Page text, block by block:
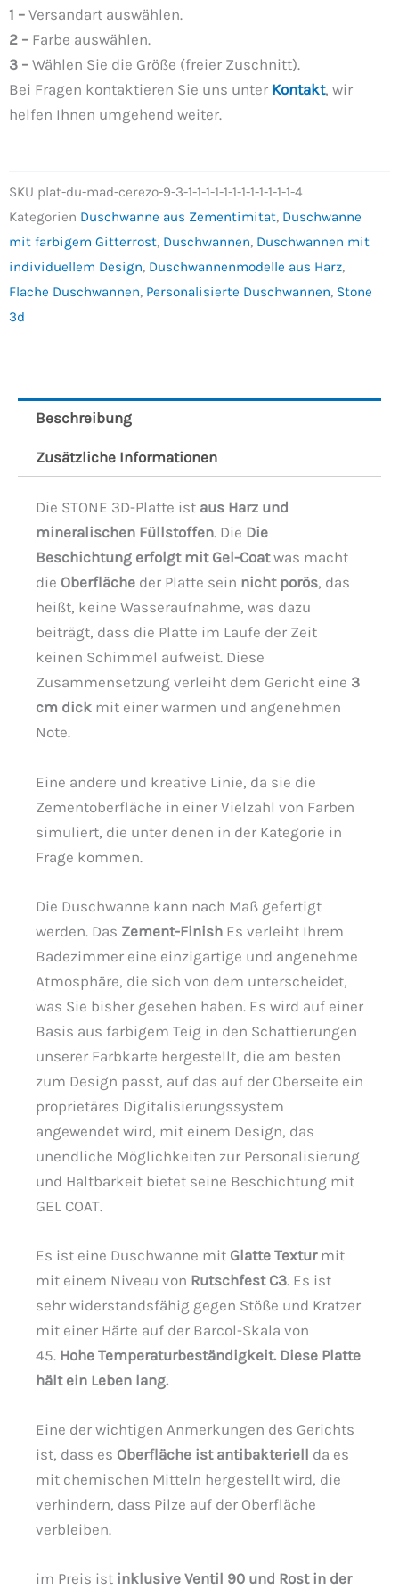
1 – Versandart auswählen.
2 – Farbe auswählen.
3 – Wählen Sie die Größe (freier Zuschnitt).
Bei Fragen kontaktieren Sie uns unter Kontakt, wir
helfen Ihnen umgehend weiter.
SKU plat-du-mad-cerezo-9-3-1-1-1-1-1-1-1-1-1-1-1-1-4
Kategorien Duschwanne aus Zementimitat, Duschwanne
mit farbigem Gitterrost, Duschwannen, Duschwannen mit
individuellem Design, Duschwannenmodelle aus Harz,
Flache Duschwannen, Personalisierte Duschwannen, Stone
3d
Beschreibung
Zusätzliche Informationen
Die STONE 3D-Platte ist aus Harz und
mineralischen Füllstoffen. Die Die
Beschichtung erfolgt mit Gel-Coatwas macht
die Oberfläche der Platte sein nicht porös, das
heißt, keine Wasseraufnahme, was dazu
beiträgt, dass die Platte im Laufe der Zeit
keinen Schimmel aufweist. Diese
Zusammensetzung verleiht dem Gericht eine 3
cm dick mit einer warmen und angenehmen
Note.
Eine andere und kreative Linie, da sie die
Zementoberfläche in einer Vielzahl von Farben
simuliert, die unter denen in der Kategorie in
Frage kommen.
Die Duschwanne kann nach Maß gefertigt
werden. Das Zement-Finish Es verleiht Ihrem
Badezimmer eine einzigartige und angenehme
Atmosphäre, die sich von dem unterscheidet,
was Sie bisher gesehen haben. Es wird auf einer
Basis aus farbigem Teig in den Schattierungen
unserer Farbkarte hergestellt, die am besten
zum Design passt, auf das auf der Oberseite ein
proprietäres Digitalisierungssystem
angewendet wird, mit einem Design, das
unendliche Möglichkeiten zur Personalisierung
und Haltbarkeit bietet seine Beschichtung mit
GEL COAT.
Es ist eine Duschwanne mit Glatte Texturmit
mit einem Niveau von Rutschfest C3. Es ist
sehr widerstandsfähig gegen Stöße und Kratzer
mit einer Härte auf der Barcol-Skala von
45. Hohe Temperaturbeständigkeit. Diese Platte
hält ein Leben lang.
Eine der wichtigen Anmerkungen des Gerichts
ist, dass es Oberfläche ist antibakteriell da es
mit chemischen Mitteln hergestellt wird, die
verhindern, dass Pilze auf der Oberfläche
verbleiben.
im Preis ist inklusive Ventil 90 und Rost in der